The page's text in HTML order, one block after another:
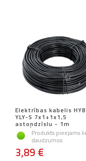
Elektrības kabelis
YLY-S 7x1+1x1,5
astoņdzīslu - 1m
Produkts pieejams
daudzumos
3,89 €